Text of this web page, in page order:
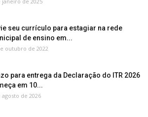
seu currículo para estagiar na rede
de ensino em...
outubro de 2022
para entrega da Declaração do ITR 2026
em 10...
agosto de 2026